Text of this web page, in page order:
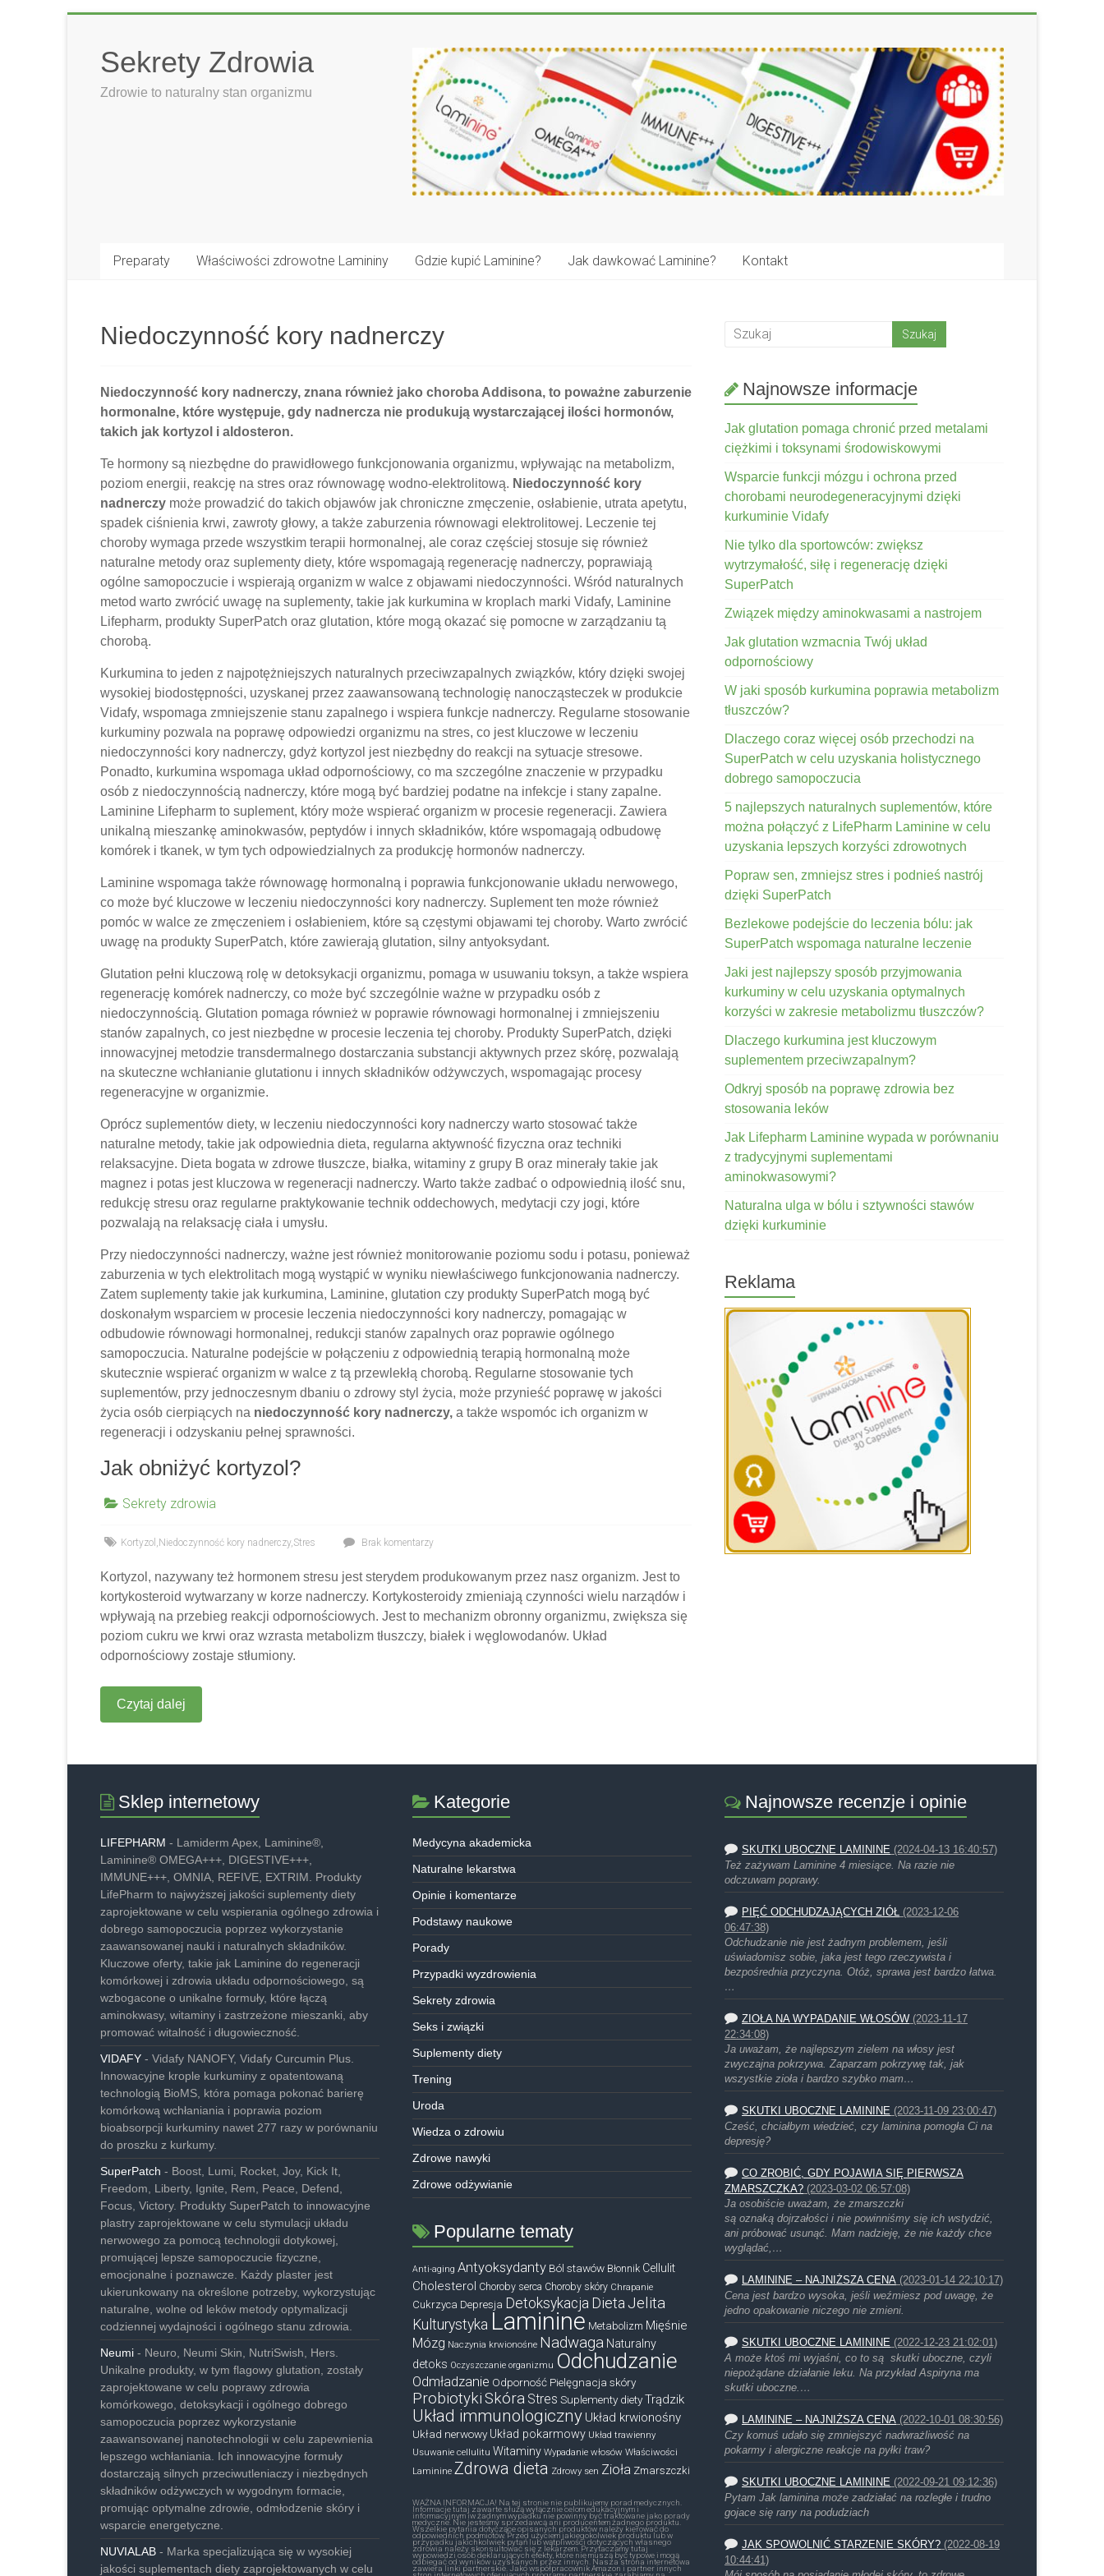
contentSekrety Zdrowia
Zdrowie to naturalny stan organizmu
Preparaty Właściwości zdrowotne Lamininy Gdzie kupić Laminine? Jak dawkować Laminine? Kontakt
Niedoczynność kory nadnerczy
Niedoczynność kory nadnerczy, znana również jako choroba Addisona, to poważne zaburzenie
hormonalne, które występuje, gdy nadnercza nie produkują wystarczającej ilości hormonów,
takich jak kortyzol i aldosteron.
Te hormony są niezbędne do prawidłowego funkcjonowania organizmu, wpływając na metabolizm,
poziom energii, reakcję na stres oraz równowagę wodno-elektrolitową. Niedoczynność kory
nadnerczy może prowadzić do takich objawów jak chroniczne zmęczenie, osłabienie, utrata apetytu,
spadek ciśnienia krwi, zawroty głowy, a także zaburzenia równowagi elektrolitowej. Leczenie tej
choroby wymaga przede wszystkim terapii hormonalnej, ale coraz częściej stosuje się również
naturalne metody oraz suplementy diety, które wspomagają regenerację nadnerczy, poprawiają
ogólne samopoczucie i wspierają organizm w walce z objawami niedoczynności. Wśród naturalnych
metod warto zwrócić uwagę na suplementy, takie jak kurkumina w kroplach marki Vidafy, Laminine
Lifepharm, produkty SuperPatch oraz glutation, które mogą okazać się pomocne w zarządzaniu tą
chorobą.
Kurkumina to jeden z najpotężniejszych naturalnych przeciwzapalnych związków, który dzięki swojej
wysokiej biodostępności, uzyskanej przez zaawansowaną technologię nanocząsteczek w produkcie
Vidafy, wspomaga zmniejszenie stanu zapalnego i wspiera funkcje nadnerczy. Regularne stosowanie
kurkuminy pozwala na poprawę odpowiedzi organizmu na stres, co jest kluczowe w leczeniu
niedoczynności kory nadnerczy, gdyż kortyzol jest niezbędny do reakcji na sytuacje stresowe.
Ponadto, kurkumina wspomaga układ odpornościowy, co ma szczególne znaczenie w przypadku
osób z niedoczynnością nadnerczy, które mogą być bardziej podatne na infekcje i stany zapalne.
Laminine Lifepharm to suplement, który może wspierać organizm w procesie regeneracji. Zawiera
unikalną mieszankę aminokwasów, peptydów i innych składników, które wspomagają odbudowę
komórek i tkanek, w tym tych odpowiedzialnych za produkcję hormonów nadnerczy.
Laminine wspomaga także równowagę hormonalną i poprawia funkcjonowanie układu nerwowego,
co może być kluczowe w leczeniu niedoczynności kory nadnerczy. Suplement ten może również
pomóc w walce ze zmęczeniem i osłabieniem, które są częstymi objawami tej choroby. Warto zwrócić
uwagę na produkty SuperPatch, które zawierają glutation, silny antyoksydant.
Glutation pełni kluczową rolę w detoksykacji organizmu, pomaga w usuwaniu toksyn, a także wspiera
regenerację komórek nadnerczy, co może być szczególnie ważne w przypadku osób z
niedoczynnością. Glutation pomaga również w poprawie równowagi hormonalnej i zmniejszeniu
stanów zapalnych, co jest niezbędne w procesie leczenia tej choroby. Produkty SuperPatch, dzięki
innowacyjnej metodzie transdermalnego dostarczania substancji aktywnych przez skórę, pozwalają
na skuteczne wchłanianie glutationu i innych składników odżywczych, wspomagając procesy
regeneracyjne w organizmie.
Oprócz suplementów diety, w leczeniu niedoczynności kory nadnerczy warto stosować także
naturalne metody, takie jak odpowiednia dieta, regularna aktywność fizyczna oraz techniki
relaksacyjne. Dieta bogata w zdrowe tłuszcze, białka, witaminy z grupy B oraz minerały takie jak
magnez i potas jest kluczowa w regeneracji nadnerczy. Warto także zadbać o odpowiednią ilość snu,
redukcję stresu oraz regularne praktykowanie technik oddechowych, medytacji czy jogi, które
pozwalają na relaksację ciała i umysłu.
Przy niedoczynności nadnerczy, ważne jest również monitorowanie poziomu sodu i potasu, ponieważ
zaburzenia w tych elektrolitach mogą wystąpić w wyniku niewłaściwego funkcjonowania nadnerczy.
Zatem suplementy takie jak kurkumina, Laminine, glutation czy produkty SuperPatch mogą być
doskonałym wsparciem w procesie leczenia niedoczynności kory nadnerczy, pomagając w
odbudowie równowagi hormonalnej, redukcji stanów zapalnych oraz poprawie ogólnego
samopoczucia. Naturalne podejście w połączeniu z odpowiednią terapią hormonalną może
skutecznie wspierać organizm w walce z tą przewlekłą chorobą. Regularne stosowanie tych
suplementów, przy jednoczesnym dbaniu o zdrowy styl życia, może przynieść poprawę w jakości
życia osób cierpiących na niedoczynność kory nadnerczy, a także wspomóc ich organizm w
regeneracji i odzyskaniu pełnej sprawności.
Jak obniżyć kortyzol?
Sekrety zdrowia
Kortyzol , Niedoczynność kory nadnerczy,Stres Brak komentarzy
Kortyzol, nazywany też hormonem stresu jest sterydem produkowanym przez nasz organizm. Jest to
kortykosteroid wytwarzany w korze nadnerczy. Kortykosteroidy zmieniają czynności wielu narządów i
wpływają na przebieg reakcji odpornościowych. Jest to mechanizm obronny organizmu, zwiększa się
poziom cukru we krwi oraz wzrasta metabolizm tłuszczy, białek i węglowodanów. Układ
odpornościowy zostaje stłumiony.
Czytaj dalej
Najnowsze informacje
Jak glutation pomaga chronić przed metalami
ciężkimi i toksynami środowiskowymi
Wsparcie funkcji mózgu i ochrona przed
chorobami neurodegeneracyjnymi dzięki
kurkuminie Vidafy
Nie tylko dla sportowców: zwiększ
wytrzymałość, siłę i regenerację dzięki
SuperPatch
Związek między aminokwasami a nastrojem
Jak glutation wzmacnia Twój układ
odpornościowy
W jaki sposób kurkumina poprawia metabolizm
tłuszczów?
Dlaczego coraz więcej osób przechodzi na
SuperPatch w celu uzyskania holistycznego
dobrego samopoczucia
5 najlepszych naturalnych suplementów, które
można połączyć z LifePharm Laminine w celu
uzyskania lepszych korzyści zdrowotnych
Popraw sen, zmniejsz stres i podnieś nastrój
dzięki SuperPatch
Bezlekowe podejście do leczenia bólu: jak
SuperPatch wspomaga naturalne leczenie
Jaki jest najlepszy sposób przyjmowania
kurkuminy w celu uzyskania optymalnych
korzyści w zakresie metabolizmu tłuszczów?
Dlaczego kurkumina jest kluczowym
suplementem przeciwzapalnym?
Odkryj sposób na poprawę zdrowia bez
stosowania leków
Jak Lifepharm Laminine wypada w porównaniu
z tradycyjnymi suplementami
aminokwasowymi?
Naturalna ulga w bólu i sztywności stawów
dzięki kurkuminie
Reklama
Sklep internetowy
LIFEPHARM - Lamiderm Apex, Laminine®,
Laminine® OMEGA+++, DIGESTIVE+++,
IMMUNE+++, OMNIA, REFIVE, EXTRIM. Produkty
LifePharm to najwyższej jakości suplementy diety
zaprojektowane w celu wspierania ogólnego zdrowia i
dobrego samopoczucia poprzez wykorzystanie
zaawansowanej nauki i naturalnych składników.
Kluczowe oferty, takie jak Laminine do regeneracji
komórkowej i zdrowia układu odpornościowego, są
wzbogacone o unikalne formuły, które łączą
aminokwasy, witaminy i zastrzeżone mieszanki, aby
promować witalność i długowieczność.
VIDAFY - Vidafy NANOFY, Vidafy Curcumin Plus.
Innowacyjne krople kurkuminy z opatentowaną
technologią BioMS, która pomaga pokonać barierę
komórkową wchłaniania i poprawia poziom
bioabsorpcji kurkuminy nawet 277 razy w porównaniu
do proszku z kurkumy.
SuperPatch - Boost, Lumi, Rocket, Joy, Kick It,
Freedom, Liberty, Ignite, Rem, Peace, Defend,
Focus, Victory. Produkty SuperPatch to innowacyjne
plastry zaprojektowane w celu stymulacji układu
nerwowego za pomocą technologii dotykowej,
promującej lepsze samopoczucie fizyczne,
emocjonalne i poznawcze. Każdy plaster jest
ukierunkowany na określone potrzeby, wykorzystując
naturalne, wolne od leków metody optymalizacji
codziennej wydajności i ogólnego stanu zdrowia.
Neumi - Neuro, Neumi Skin, NutriSwish, Hers.
Unikalne produkty, w tym flagowy glutation, zostały
zaprojektowane w celu poprawy zdrowia
komórkowego, detoksykacji i ogólnego dobrego
samopoczucia poprzez wykorzystanie
zaawansowanej nanotechnologii w celu zapewnienia
lepszego wchłaniania. Ich innowacyjne formuły
dostarczają silnych przeciwutleniaczy i niezbędnych
składników odżywczych w wygodnym formacie,
promując optymalne zdrowie, odmłodzenie skóry i
wsparcie energetyczne.
NUVIALAB - Marka specjalizująca się w wysokiej
jakości suplementach diety zaprojektowanych w celu
Kategorie
Medycyna akademicka
Naturalne lekarstwa
Opinie i komentarze
Podstawy naukowe
Porady
Przypadki wyzdrowienia
Sekrety zdrowia
Seks i związki
Suplementy diety
Trening
Uroda
Wiedza o zdrowiu
Zdrowe nawyki
Zdrowe odżywianie
Popularne tematy
Anti-aging Antyoksydanty Ból stawów Błonnik Cellulit
Cholesterol Choroby serca Choroby skóry Chrapanie
Cukrzyca Depresja Detoksykacja Dieta Jelita
Kulturystyka Laminine Metabolizm Mięśnie
Mózg Naczynia krwionośne Nadwaga Naturalny
detoks Oczyszczanie organizmu Odchudzanie
Odmładzanie Odporność Pielęgnacja skóry
Probiotyki Skóra Stres Suplementy dietyTrądzik
Układ immunologiczny Układ krwionośny
Układ nerwowy Układ pokarmowy Układ trawienny
Usuwanie cellulitu Witaminy Wypadanie włosów Właściwości
Laminine Zdrowa dieta Zdrowy sen Zioła Zmarszczki
WAŻNA INFORMACJA! Na tej stronie nie publikujemy porad medycznych.
Informacje tutaj zawarte służą wyłącznie celom edukacyjnym i
informacyjnym iw żadnym wypadku nie powinny być traktowane jako porady
medyczne. Nie jesteśmy sprzedawcą ani producentem żadnego produktu.
Wszelkie pytania dotyczące opisanych produktów należy kierować do
odpowiednich podmiotów. Przed użyciem jakiegokolwiek produktu lub w
przypadku jakichkolwiek pytań lub wątpliwości dotyczących własnego
zdrowia należy skonsultować się z lekarzem. Przytaczamy tutaj
wypowiedzi osób deklarujących efekty, które nie muszą być typowe i mogą
odbiegać od wyników uzyskanych przez innych. Nasza strona internetowa
zawiera linki partnerskie. Jako współpracownik Amazon i partner innych
Najnowsze recenzje i opinie
SKUTKI UBOCZNE LAMININE (2024-04-13 16:40:57)
Też zażywam Laminine 4 miesiące. Na razie nie
odczuwam poprawy.
PIĘĆ ODCHUDZAJĄCYCH ZIÓŁ (2023-12-06
06:47:38)
Odchudzanie nie jest żadnym problemem, jeśli
uświadomisz sobie, jaka jest tego rzeczywista i
bezpośrednia przyczyna. Otóż, sprawa jest bardzo łatwa.
…
ZIOŁA NA WYPADANIE WŁOSÓW (2023-11-17
22:34:08)
Ja uważam, że najlepszym zielem na włosy jest
zwyczajna pokrzywa. Zaparzam pokrzywę tak, jak
wszystkie zioła i bardzo szybko mam…
SKUTKI UBOCZNE LAMININE (2023-11-09 23:00:47)
Cześć, chciałbym wiedzieć, czy laminina pomogła Ci na
depresję?
CO ZROBIĆ, GDY POJAWIA SIĘ PIERWSZA
ZMARSZCZKA? (2023-03-02 06:57:08)
Ja osobiście uważam, że zmarszczki
są oznaką dojrzałości i nie powinniśmy się ich wstydzić,
ani próbować usunąć. Mam nadzieję, że nie każdy chce
wyglądać,…
LAMININE – NAJNIŻSZA CENA (2023-01-14 22:10:17)
Cena jest bardzo wysoka, jeśli weźmiesz pod uwagę, że
jedno opakowanie niczego nie zmieni.
SKUTKI UBOCZNE LAMININE (2022-12-23 21:02:01)
A może ktoś mi wyjaśni, co to są skutki uboczne, czyli
niepożądane działanie leku. Na przykład Aspiryna ma
skutki uboczne.…
LAMININE – NAJNIŻSZA CENA (2022-10-01 08:30:56)
Czy komuś udało się zmniejszyć nadwrażliwość na
pokarmy i alergiczne reakcje na pyłki traw?
SKUTKI UBOCZNE LAMININE (2022-09-21 09:12:36)
Pytam Jak laminina może zadziałać na rozległe i trudno
gojace się rany na podudziach
JAK SPOWOLNIĆ STARZENIE SKÓRY? (2022-08-19
10:44:41)